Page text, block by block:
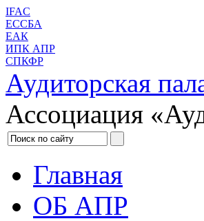
IFAC
ЕССБА
ЕАК
ИПК АПР
СПКФР
Аудиторская
Ассоциация
Главная
ОБ АПР